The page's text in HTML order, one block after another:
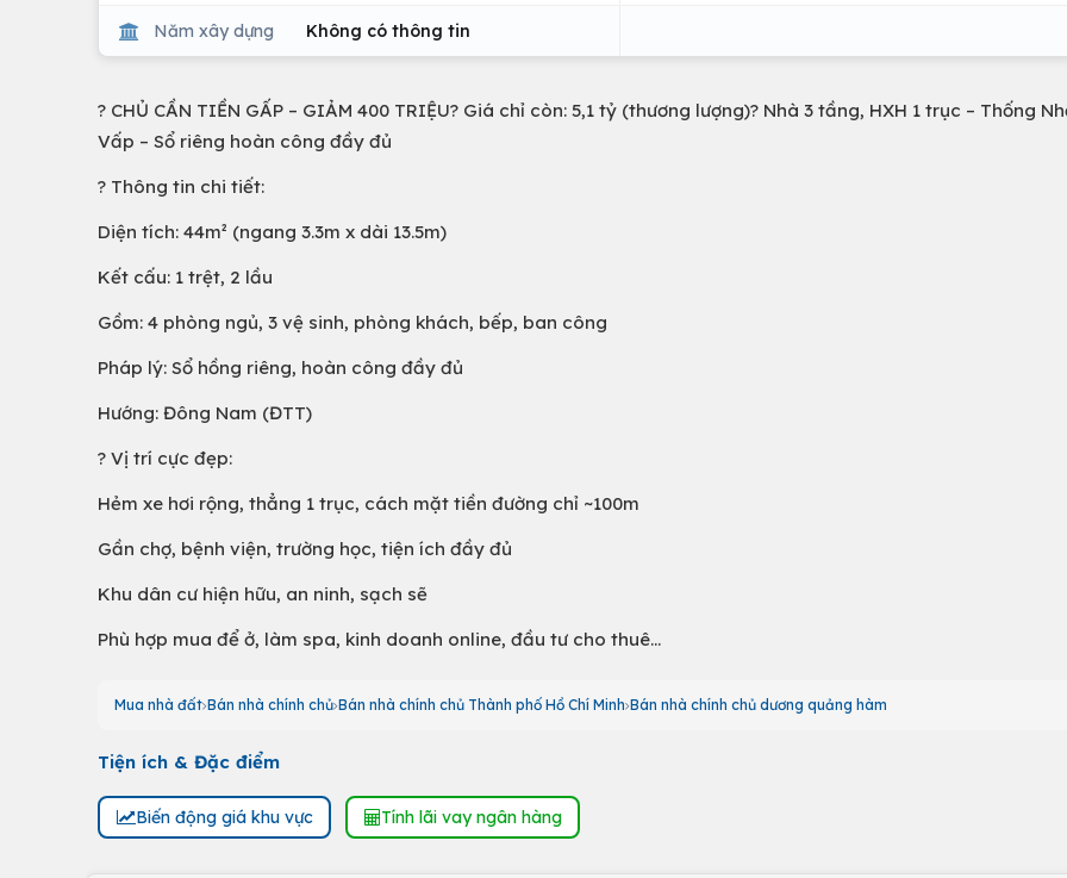
Năm xây dựng Không có thông tin
? CHỦ CẦN TIỀN GẤP – GIẢM 400 TRIỆU? Giá chỉ còn: 5,1 tỷ (thương lượng)? Nhà 3 tầng, HXH 1 trục – Thống
Vấp – Sổ riêng hoàn công đầy đủ
? Thông tin chi tiết:
Diện tích: 44m² (ngang 3.3m x dài 13.5m)
Kết cấu: 1 trệt, 2 lầu
Gồm: 4 phòng ngủ, 3 vệ sinh, phòng khách, bếp, ban công
Pháp lý: Sổ hồng riêng, hoàn công đầy đủ
Hướng: Đông Nam (ĐTT)
? Vị trí cực đẹp:
Hẻm xe hơi rộng, thẳng 1 trục, cách mặt tiền đường chỉ ~100m
Gần chợ, bệnh viện, trường học, tiện ích đầy đủ
Khu dân cư hiện hữu, an ninh, sạch sẽ
Phù hợp mua để ở, làm spa, kinh doanh online, đầu tư cho thuê…
Mua nhà đất Bán nhà chính chủ Bán nhà chính chủ Thành phố Hồ Chí Minh Bán nhà chính chủ dương quảng hàm
Tiện ích & Đặc điểm
Biến động giá khu vực Tính lãi vay ngân hàng